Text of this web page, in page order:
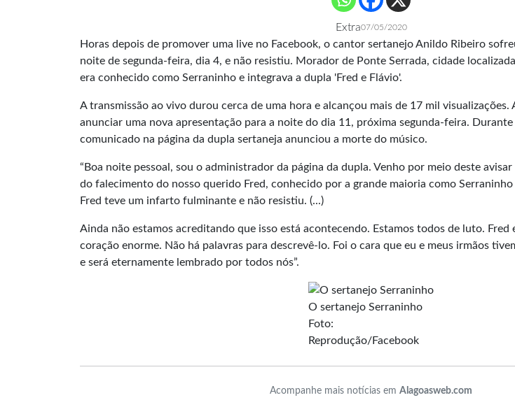
Extra07/05/2020
Horas depois de promover uma live no Facebook, o cantor sertanejo Anildo Ribeiro
noite de segunda-feira, dia 4, e não resistiu. Morador de Ponte Serrada, cidade
era conhecido como Serraninho e integrava a dupla 'Fred e Flávio'.
A transmissão ao vivo durou cerca de uma hora e alcançou mais de 17 mil visualizações.
anunciar uma nova apresentação para a noite do dia 11, próxima segunda-feira. Durante
comunicado na página da dupla sertaneja anunciou a morte do músico.
“Boa noite pessoal, sou o administrador da página da dupla. Venho por meio deste
do falecimento do nosso querido Fred, conhecido por a grande maioria como Serraninho
Fred teve um infarto fulminante e não resistiu. (...)
Ainda não estamos acreditando que isso está acontecendo. Estamos todos de luto. Fred
coração enorme. Não há palavras para descrevê-lo. Foi o cara que eu e meus irmãos
e será eternamente lembrado por todos nós”.
O sertanejo Serraninho
Foto:
Reprodução/Facebook
Acompanhe mais notícias em Alagoasweb.com